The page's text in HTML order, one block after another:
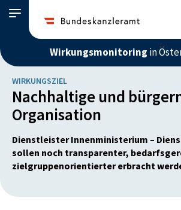
Wirkungsmonitoring in
WIRKUNGSZIEL
Nachhaltige und
Organisation
Dienstleister Innenministerium –
sollen noch transparenter,
zielgruppenorientierter erbracht